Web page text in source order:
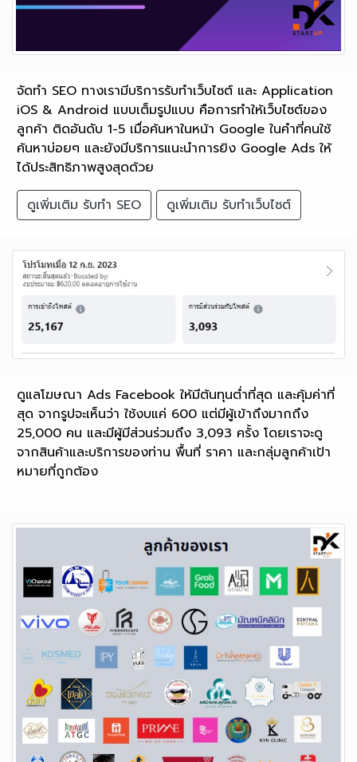
จัดทำ SEO ทางเรามีบริการรับทำเว็บไซต์ และ Application
iOS & Android แบบเต็มรูปแบบ คือการทำให้เว็บไซต์ของ
ลูกค้า ติดอันดับ 1-5 เมื่อค้นหาในหน้า Google ในคำที่คนใช้
ค้นหาบ่อยๆ และยังมีบริการแนะนำการยิง Google Ads ให้
ได้ประสิทธิภาพสูงสุดด้วย
ดูเพิ่มเติม รับทำ SEO
ดูเพิ่มเติม รับทำเว็บไซต์
ดูแลโฆษณา Ads Facebook ให้มีต้นทุนต่ำที่สุด และคุ้มค่าที่
สุด จากรูปจะเห็นว่า ใช้งบแค่ 600 แต่มีผู้เข้าถึงมากถึง
25,000 คน และมีผู้มีส่วนร่วมถึง 3,093 ครั้ง โดยเราจะดู
จากสินค้าและบริการของท่าน พื้นที่ ราคา และกลุ่มลูกค้าเป้า
หมายที่ถูกต้อง